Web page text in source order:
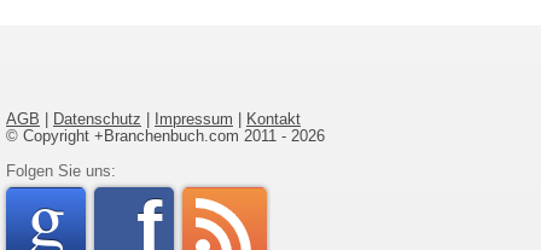
AGB Datenschutz Impressum
Kontakt
© Copyright +Branchenbuch.com 2011 - 2026
Folgen Sie uns:
google